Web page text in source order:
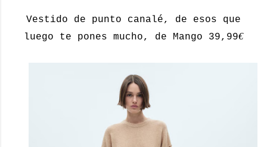
Vestido de punto canalé, de esos que
luego te pones mucho, de Mango 39,99€